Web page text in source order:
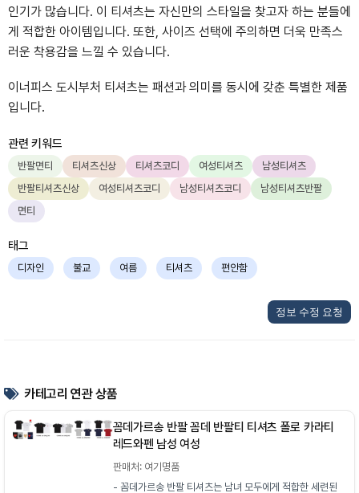
인기가 많습니다. 이 티셔츠는 자신만의 스타일을 찾고자 하는 분들에
게 적합한 아이템입니다. 또한, 사이즈 선택에 주의하면 더욱 만족스
러운 착용감을 느낄 수 있습니다.
이너피스 도시부처 티셔츠는 패션과 의미를 동시에 갖춘 특별한 제품
입니다.
관련 키워드
반팔면티 티셔츠신상 티셔츠코디 여성티셔츠
남성티셔츠
반팔티셔츠신상
여성티셔츠코디 남성티셔츠코디
남성티셔츠반팔
면티
태그
디자인 불교 여름 티셔츠 편안함
정보 수정 요청
카테고리 연관 상품
꼼데가르송 반팔 꼼데 반팔티 티셔츠 폴로 카라티
레드와펜 남성 여성
판매처: 여기명품
- 꼼데가르송 반팔 티셔츠는 남녀 모두에게 적합한 세련된